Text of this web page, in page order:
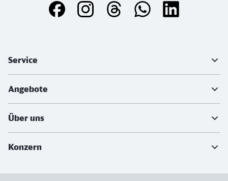
Service
Angebote
Über uns
Konzern